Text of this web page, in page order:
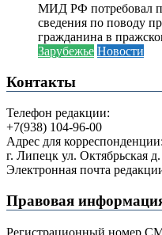
МИД РФ потребовал
сведения по поводу
гражданина в
Зарубежье Новости
Контакты
Телефон редакции:
+7(938) 104-96-00
Адрес для корреспонденции:
г. Липецк ул. Октябрьская
Электронная почта
Правовая
Регистрационный номер